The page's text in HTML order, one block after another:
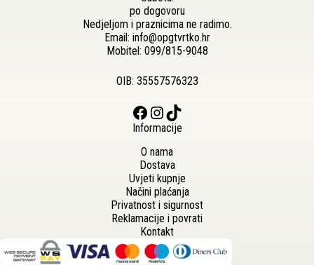
po dogovoru
Nedjeljom i praznicima ne radimo.
Email: info@opgtvrtko.hr
Mobitel: 099/815-9048
OIB: 35557576323
Facebook Instagram TikTok
Informacije
O nama
Dostava
Uvjeti kupnje
Načini plaćanja
Privatnost i sigurnost
Reklamacije i povrati
Kontakt